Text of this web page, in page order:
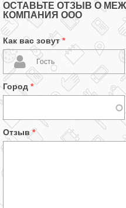
ОСТАВЬТЕ ОТЗЫВ О
КОМПАНИЯ ООО
Как вас зовут*
Город *
Отзыв*